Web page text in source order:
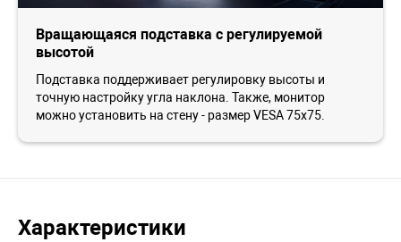
Вращающаяся подставка с регулируемой
высотой
Подставка поддерживает регулировку высоты и
точную настройку угла наклона. Также, монитор
можно установить на стену - размер VESA 75х75.
Характеристики